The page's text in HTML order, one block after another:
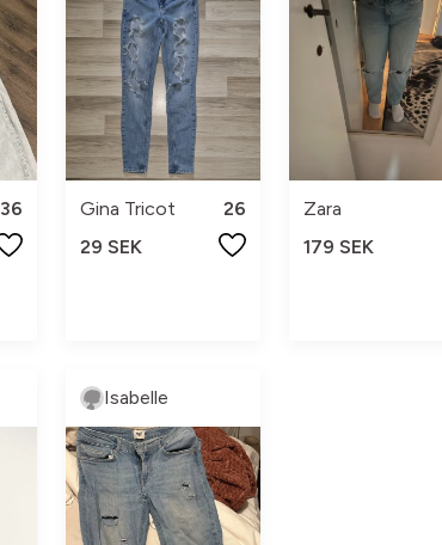
36
Gina Tricot
26
29 SEK
Zara
179 SEK
Isabelle